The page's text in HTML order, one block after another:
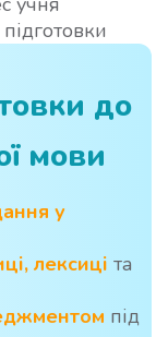
до
мови
у
лексиці та
під